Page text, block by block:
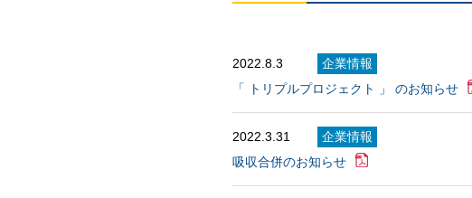
2022.8.3
企業情報
「 トリプルプロジェクト 」 のお知らせ
2022.3.31
企業情報
吸収合併のお知らせ